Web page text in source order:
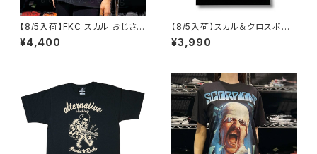
【8/5入荷】FKC スカル おじさん
Tシャツ おもしろ パロディ プレ
ゼント ギフト 丈夫 大きいサイズ
ャツ バンドTシャツ 黒 ブラック
alt-s at-72bk
¥4,400
【8/5入荷】スカル＆クロスボー
ン Tシャツ NOTHING STAKE
NOTHING DRAW ブラック 黒
¥3,990